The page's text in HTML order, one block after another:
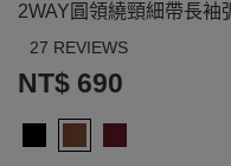
2WAY圓領繞頸細帶長袖
27 REVIEWS
NT$ 690